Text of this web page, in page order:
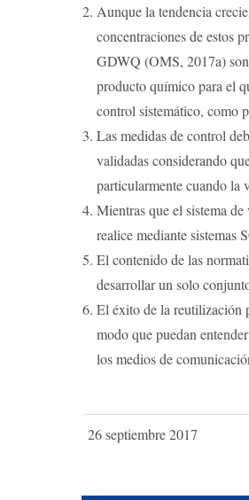
Aunque la tendencia
concentraciones de estos
GDWQ (OMS, 2017a) son
producto químico para el
control sistemático, como
Las medidas de control
validadas considerando
particularmente cuando la
Mientras que el sistema
realice mediante sistemas
El contenido de las
desarrollar un solo
El éxito de la reutilización
modo que puedan
los medios de
26 septiembre 2017